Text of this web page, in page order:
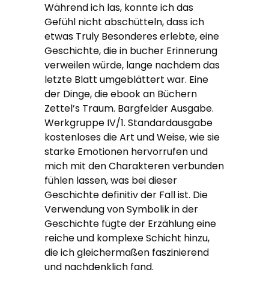
Während ich las, konnte ich das
Gefühl nicht abschütteln, dass ich
etwas Truly Besonderes erlebte, eine
Geschichte, die in bucher Erinnerung
verweilen würde, lange nachdem das
letzte Blatt umgeblättert war. Eine
der Dinge, die ebook an Büchern
Zettel’s Traum. Bargfelder Ausgabe.
Werkgruppe IV/1. Standardausgabe
kostenloses die Art und Weise, wie sie
starke Emotionen hervorrufen und
mich mit den Charakteren verbunden
fühlen lassen, was bei dieser
Geschichte definitiv der Fall ist. Die
Verwendung von Symbolik in der
Geschichte fügte der Erzählung eine
reiche und komplexe Schicht hinzu,
die ich gleichermaßen faszinierend
und nachdenklich fand.